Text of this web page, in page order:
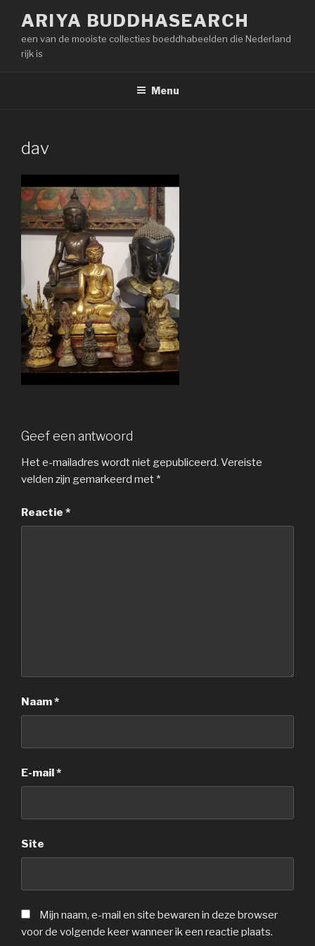
inhoud
springen
ARIYA BUDDHASEARCH
een van de mooiste collecties boeddhabeelden die Nederland
rijk is
Menu
dav
Geef een antwoord
Het e-mailadres wordt niet gepubliceerd. Vereiste
velden zijn gemarkeerd met *
Reactie *
Naam*
E-mail*
Site
Mijn naam, e-mail en site bewaren in deze browser
voor de volgende keer wanneer ik een reactie plaats.